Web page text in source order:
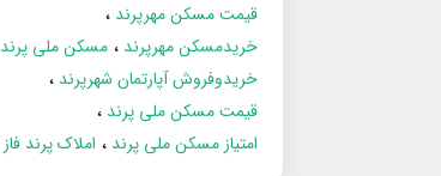
قیمت مسکن مهرپرند
خریدمسکن مهرپرند
مسکن ملی پرند
خریدوفروش آپارتمان شهرپرند
قیمت مسکن ملی پرند
امتیاز مسکن ملی پرند
املاک پرند فاز 6